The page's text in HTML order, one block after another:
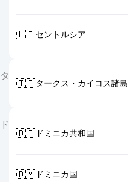
🇱🇨セントルシア
タ
🇹🇨タークス・カイコス諸島
ド
🇩🇴ドミニカ共和国
🇩🇲ドミニカ国